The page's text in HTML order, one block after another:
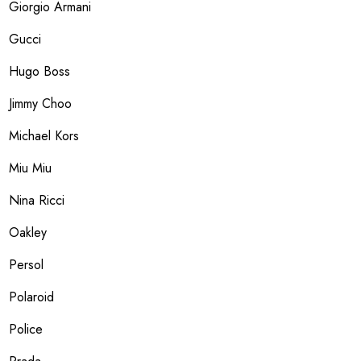
Giorgio Armani
Gucci
Hugo Boss
Jimmy Choo
Michael Kors
Miu Miu
Nina Ricci
Oakley
Persol
Polaroid
Police